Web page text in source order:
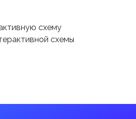
схему
схемы